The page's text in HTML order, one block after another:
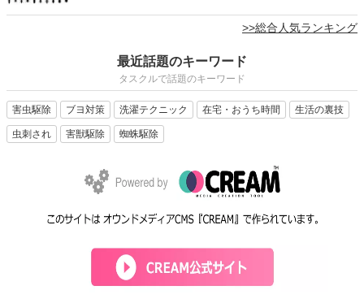
>>総合人気ランキング
最近話題のキーワード
タスクルで話題のキーワード
害虫駆除 ブヨ対策 洗濯テクニック 在宅・おうち時間 生活の裏技
虫刺され 害獣駆除 蜘蛛駆除